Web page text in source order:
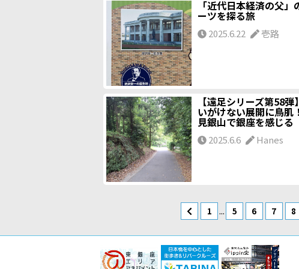
「近代日本経済の父」
ーツを探る旅
2025.6.22 壱路
【遠足シリーズ第58弾
いがけない展開に鳥肌
見銀山で銀座を感じる
2025.6.6 Hanes
1 ... 5 6 7 8